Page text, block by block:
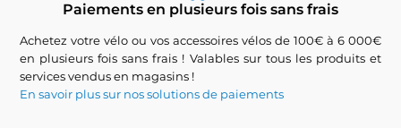
Paiements en plusieurs fois sans frais
Achetez votre vélo ou vos accessoires vélos de 100€ à 6 000€
en plusieurs fois sans frais ! Valables sur tous les produits et
services vendus en magasins !
En savoir plus sur nos solutions de paiements